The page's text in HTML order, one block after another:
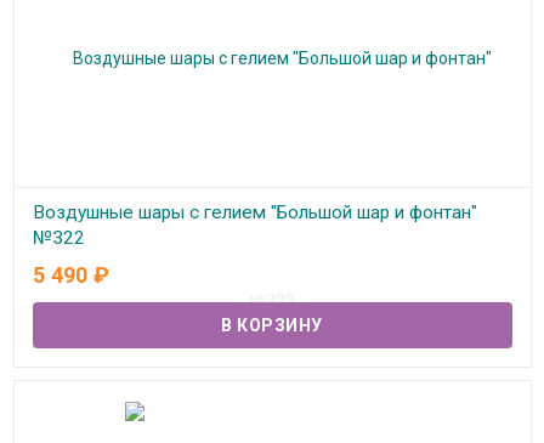
Воздушные шары с гелием "Большой шар и фонтан"
№322
В наличии
5 490 ₽